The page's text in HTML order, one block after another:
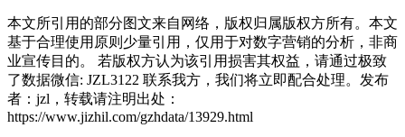
本文所引用的部分图文来自网络，版权归属版权方所有。本文
基于合理使用原则少量引用，仅用于对数字营销的分析，非商
业宣传目的。 若版权方认为该引用损害其权益，请通过极致
了数据微信: JZL3122 联系我方，我们将立即配合处理。发布
者：jzl，转载请注明出处：
https://www.jizhil.com/gzhdata/13929.html